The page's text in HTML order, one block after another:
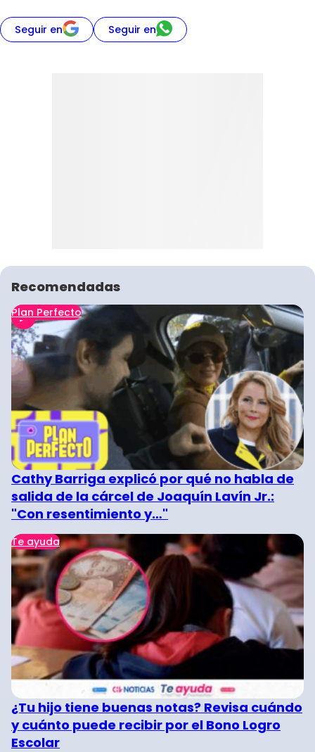
Seguir en Seguir en
Recomendadas
Plan Perfecto
Cathy Barriga explicó por qué no habla de
salida de la cárcel de Joaquín Lavín Jr.:
"Con resentimiento y…"
Te ayuda
¿Tu hijo tiene buenas notas? Revisa cuándo
y cuánto puede recibir por el Bono Logro
Escolar